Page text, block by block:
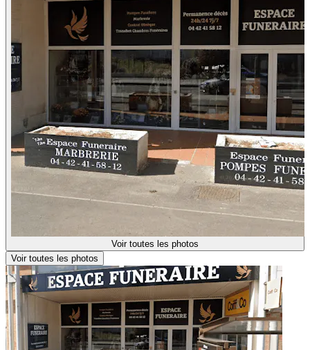
Voir toutes les photos
Voir toutes les photos